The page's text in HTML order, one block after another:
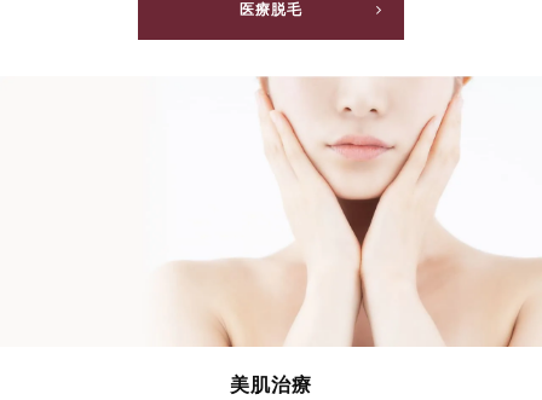
医療脱毛
美肌治療